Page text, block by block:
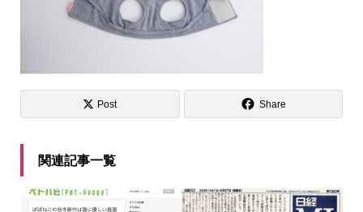
Post Share
関連記事一覧